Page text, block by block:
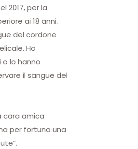
2017, per la
ai 18 anni.
del cordone
Ho
lo hanno
il sangue del
cara amica
per fortuna una